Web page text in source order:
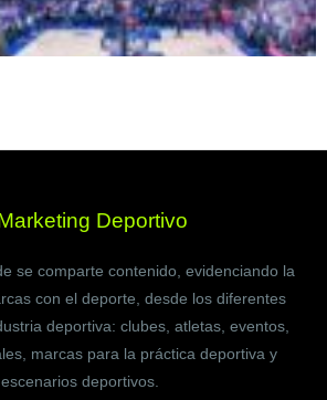
Deportivo
se comparte contenido, evidenciando la
con el deporte, desde los diferentes
deportiva: clubes, atletas, eventos,
marcas para la práctica deportiva y
escenarios deportivos.